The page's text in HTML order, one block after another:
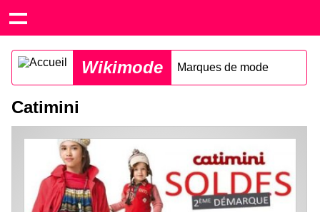
Wikimode Marques de mode
Catimini